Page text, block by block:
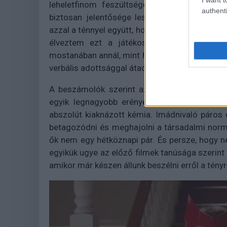
leheletfinom feszültséget teremt a
biztosan jelentősége lesz. De őszinte
azzal a ténnyel együtt, hogy ez az egész
élveztem ezt a játékosságot, az ezzel
mostanában annál, mint hogy Elisabeth
verbális adottsággal átadja magát ennek a
A beszámolók szerint az igazi közönség
egyik legnagyobb erénye ez a két színész
abszolút kiaknázott kémia. Imádnivaló
betagozódni és meghajolni a társadalmi
ők nem egy hétköznapi pár. És persze, hogy
egyikük ugye az előző filmek tanúsága
amikor már készen állunk beszélni erről a